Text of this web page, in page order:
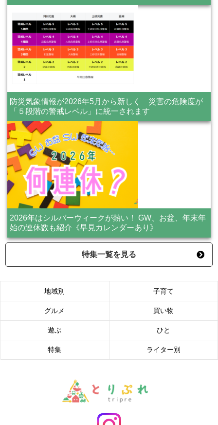
防災気象情報が2026年5月から新しく 災害の危険度が
「５段階の警戒レベル」に統一されます
2026年はシルバーウィークが熱い！ GW、お盆、年末年
始の連休数も紹介《早見カレンダーあり》
特集一覧を見る
地域別 子育て
グルメ 買い物
遊ぶ ひと
特集 ライター別